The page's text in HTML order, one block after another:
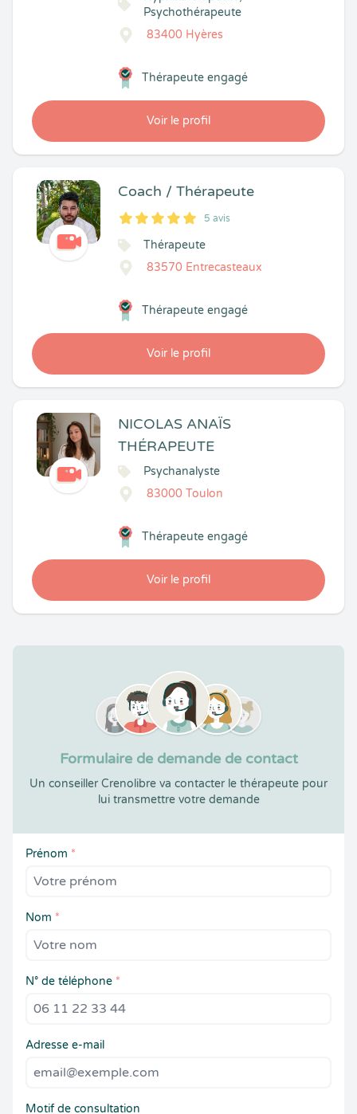
Psychothérapeute
83400 Hyères
Voir le profil
Thérapeute engagé
Coach / Thérapeute
5
1
5
5 5 avis
Thérapeute
83570 Entrecasteaux
Voir le profil
Thérapeute engagé
NICOLAS ANAÏS
THÉRAPEUTE
Psychanalyste
83000 Toulon
Voir le profil
Thérapeute engagé
Formulaire de demande de contact
Un conseiller Crenolibre va contacter le thérapeute pour
lui transmettre votre demande
Prénom *
Nom *
N° de téléphone *
Adresse e-mail
Motif de consultation